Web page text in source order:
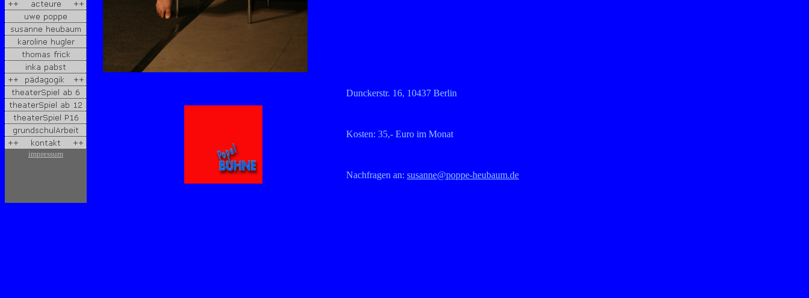
impressum
Dunckerstr. 16, 10437 Berlin
Kosten: 35,- Euro im Monat
Nachfragen an: susanne@poppe-heubaum.de